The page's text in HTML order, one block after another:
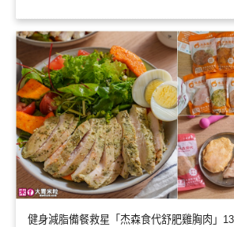
健身減脂備餐救星「杰森食代舒肥雞胸肉」